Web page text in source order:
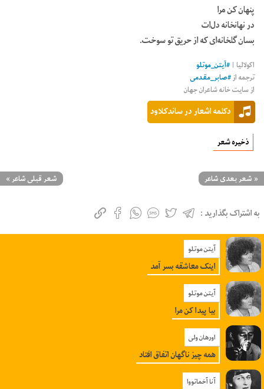
پنهان کن مرا
در نهانخانه دل‌ات
بسان گلخانه‌ای که از حریق تو سوخت.
اکولالیا |
#آیتن_موتلو
ترجمه از#صابر_مقدمی
از سایت خانه شاعران جهان
دکلمه اشعار در ساندکلاود
ذخیره شعر
« شعر بعدی شاعر شعر قبلی شاعر»
به اشتراک بگذارید :
آیتن موتلو
اینک معاشقه بسر آمد
آیتن موتلو
بیا پیدا کن مرا
اورهان ولی
همه چیز ناگهان اتفاق افتاد
آنا آخماتووا